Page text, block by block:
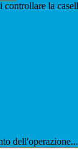
la
dell'operazione...